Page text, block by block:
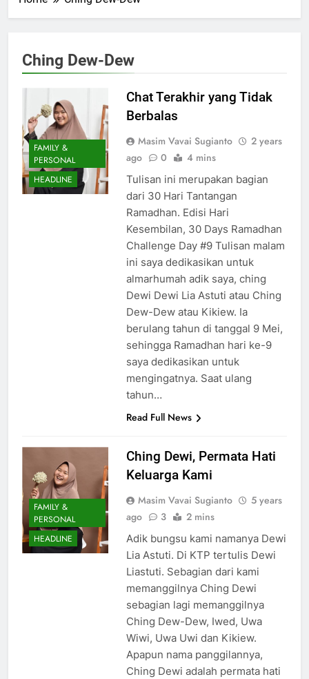
Ching Dew-Dew
FAMILY &
PERSONAL
HEADLINE
Chat Terakhir yang Tidak
Berbalas
Masim Vavai Sugianto
2 years
ago
0 4 mins
Tulisan ini merupakan bagian
dari 30 Hari Tantangan
Ramadhan. Edisi Hari
Kesembilan, 30 Days Ramadhan
Challenge Day #9 Tulisan malam
ini saya dedikasikan untuk
almarhumah adik saya, ching
Dewi Dewi Lia Astuti atau Ching
Dew-Dew atau Kikiew. Ia
berulang tahun di tanggal 9 Mei,
sehingga Ramadhan hari ke-9
saya dedikasikan untuk
mengingatnya. Saat ulang
tahun…
Read Full News
FAMILY &
PERSONAL
HEADLINE
Ching Dewi, Permata Hati
Keluarga Kami
Masim Vavai Sugianto
5 years
ago
3 2 mins
Adik bungsu kami namanya Dewi
Lia Astuti. Di KTP tertulis Dewi
Liastuti. Sebagian dari kami
memanggilnya Ching Dewi
sebagian lagi memanggilnya
Ching Dew-Dew, Iwed, Uwa
Wiwi, Uwa Uwi dan Kikiew.
Apapun nama panggilannya,
Ching Dewi adalah permata hati